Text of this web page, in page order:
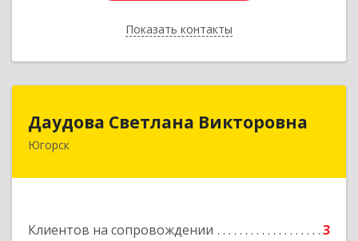
Показать контакты
Назад
Даудова Светлана Викторовна
Югорск
Клиентов на сопровождении 3